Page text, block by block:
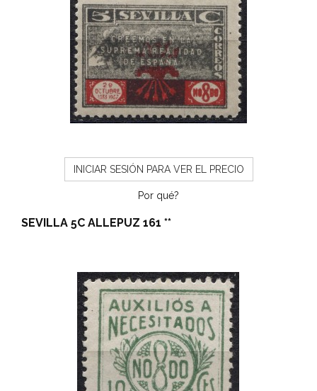
INICIAR SESIÓN PARA VER EL PRECIO
Por qué?
SEVILLA 5C ALLEPUZ 161 **